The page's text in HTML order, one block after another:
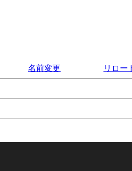
名前変更 リロー